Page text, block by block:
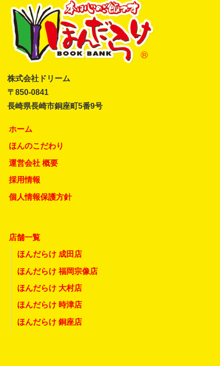
株式会社ドリーム
〒850-0841
長崎県長崎市銅座町5番9号
ホーム
ほんのこだわり
運営会社 概要
採用情報
個人情報保護方針
店舗一覧
ほんだらけ 成田店
ほんだらけ 福岡宗像店
ほんだらけ 大村店
ほんだらけ 時津店
ほんだらけ 銅座店